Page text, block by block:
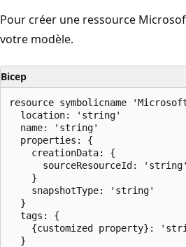
Pour créer une ressource
votre modèle.
Bicep
resource symbolicname
  location: 'string'
  name: 'string'
  properties: {
    creationData: {
      sourceResourceId: 'string'
    }
    snapshotType: 'string'
  }
  tags: {
{customized property}:
  }